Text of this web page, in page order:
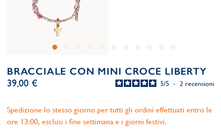
BRACCIALE CON MINI CROCE LIBERTY
5/5 - 2 recensioni
39,00 €
Spedizione lo stesso giorno per tutti gli ordini effettuati entro le
ore 13:00, esclusi i fine settimana e i giorni festivi.